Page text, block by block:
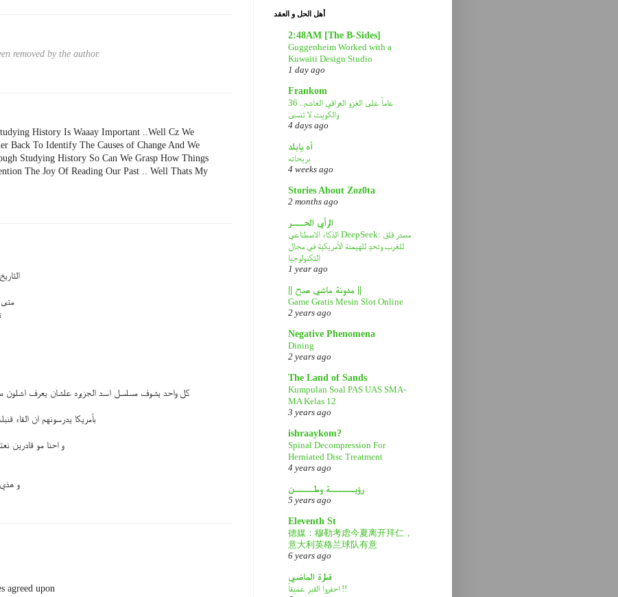
removed by the author.
History Is Waaay Important ..Well Cz We
Back To Identify The Causes of Change And We
Studying History So Can We Grasp How Things
The Joy Of Reading Our Past .. Well Thats My
متى
كل واحد يشوف مسلسل اسد الجزيره علشان يعرف اشلون
بأمريكا يدرسونهم ان القاء
و احنا مو قادرين
و
agreed upon
أهل الحل و العقد
2:48AM [The B-Sides]
Guggenheim Worked with a
Kuwaiti Design Studio
1 day ago
Frankom
36 عاماً على الغزو العراقي الغاشم..
والكويت لا تنسى
4 days ago
آه يابلد
بريحاته
4 weeks ago
Stories About Zoz0ta
2 months ago
الرأي الحـــر
الذكاء الاصطناعي DeepSeek: مصدر قلق
للغرب وتحدٍ للهيمنة الأمريكية في مجال
التكنولوجيا
1 year ago
|| مدونة ماشي صح ||
Game Gratis Mesin Slot Online
2 years ago
Negative Phenomena
Dining
2 years ago
The Land of Sands
Kumpulan Soal PAS UAS SMA-
MA Kelas 12
3 years ago
ishraaykom?
Spinal Decompression For
Herniated Disc Treatment
4 years ago
رؤيــــــة وطـــــن
5 years ago
Eleventh St
德媒：穆勒考虑今夏离开拜仁，
意大利英格兰球队有意
6 years ago
قطرة الماضي
احفروا القبر عميقاً !!